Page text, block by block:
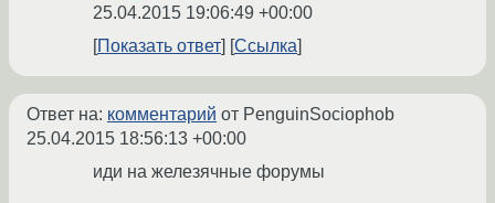
25.04.2015 19:06:49 +00:00
Показать ответ
Ссылка
Ответ на: комментарий от PenguinSociophob
25.04.2015 18:56:13 +00:00
иди на железячные форумы